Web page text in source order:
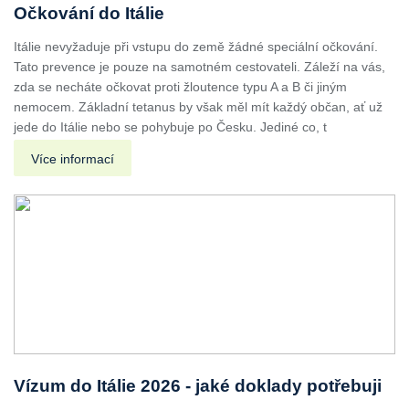
Očkování do Itálie
Itálie nevyžaduje při vstupu do země žádné speciální očkování.
Tato prevence je pouze na samotném cestovateli. Záleží na vás,
zda se necháte očkovat proti žloutence typu A a B či jiným
nemocem. Základní tetanus by však měl mít každý občan, ať už
jede do Itálie nebo se pohybuje po Česku. Jediné co, t
Více informací
Vízum do Itálie 2026 - jaké doklady potřebuji